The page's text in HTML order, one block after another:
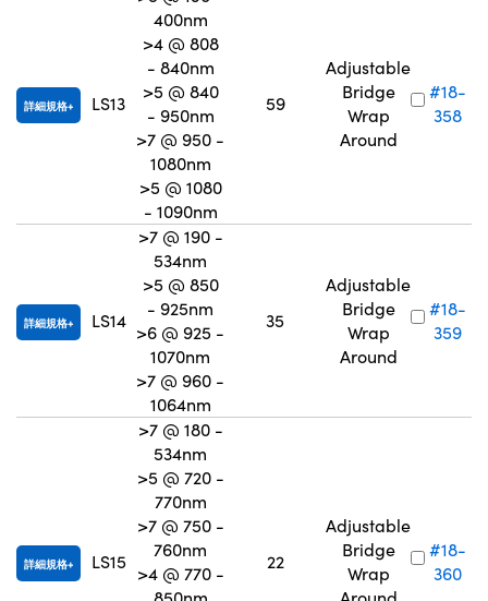
詳細規格 LS13
400nm
>4 @ 808
- 840nm
>5 @ 840
- 950nm
>7 @ 950 -
1080nm
>5 @ 1080
- 1090nm
59
Adjustable
Bridge
Wrap
Around
#18-
358
詳細規格 LS14
>7 @ 190 -
534nm
>5 @ 850
- 925nm
>6 @ 925 -
1070nm
>7 @ 960 -
1064nm
35
Adjustable
Bridge
Wrap
Around
#18-
359
詳細規格 LS15
>7 @ 180 -
534nm
>5 @ 720 -
770nm
>7 @ 750 -
760nm
>4 @ 770 -
22
Adjustable
Bridge
Wrap
#18-
360